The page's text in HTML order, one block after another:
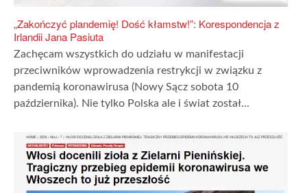
„Zakończyć plandemię! Dość kłamstw!”: Korespondencja z
Irlandii Jana Pasiuta
Zachęcam wszystkich do udziału w manifestacji
przeciwników wprowadzenia restrykcji w związku z
pandemią koronawirusa (Nowy Sącz sobota 10
października). Nie tylko Polska ale i świat został...